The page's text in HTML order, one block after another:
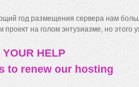
год размещения сервера нам
на голом энтузиазме, но этого
HELP
to renew our hosting